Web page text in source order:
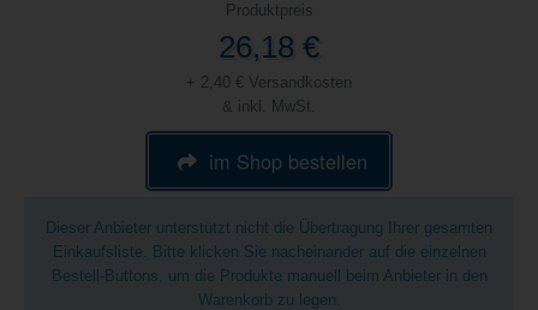
Produktpreis
26,18 €
+ 2,40 € Versandkosten
& inkl. MwSt.
im Shop bestellen
Dieser Anbieter unterstützt nicht die Übertragung Ihrer gesamten
Einkaufsliste. Bitte klicken Sie nacheinander auf die einzelnen
Bestell-Buttons, um die Produkte manuell beim Anbieter in den
Warenkorb zu legen.